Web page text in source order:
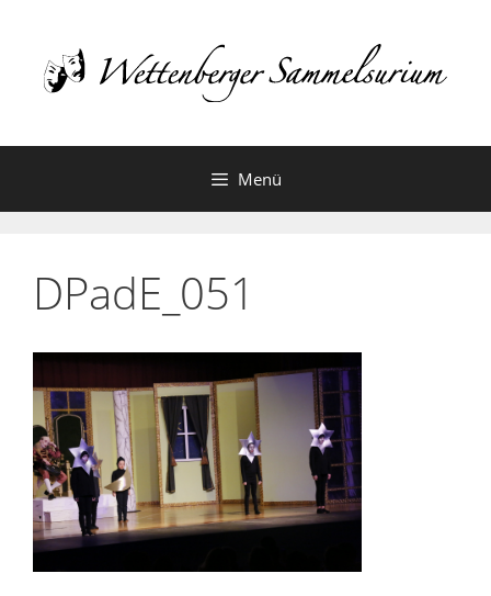
springen
Menü
DPadE_051